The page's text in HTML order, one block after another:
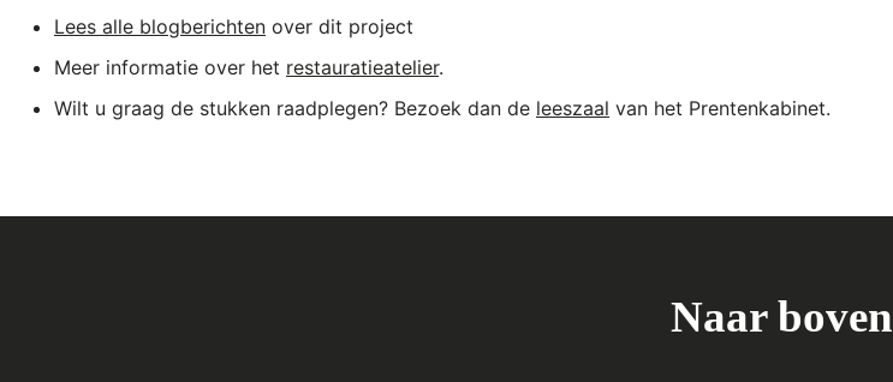
Lees alle blogberichten over dit project
Meer informatie over het restauratieatelier.
Wilt u graag de stukken raadplegen? Bezoek dan de leeszaal van het Prentenkabinet.
Naar boven